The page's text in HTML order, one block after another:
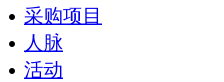
采购项目
人脉
活动